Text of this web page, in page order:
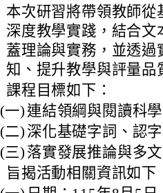
本次研習將帶領教師從
深度教學實踐，結合
蓋理論與實務，並透
知、提升教學與評量品
課程目標如下：
(一) 連結領綱與閱讀科
(二) 深化基礎字詞、認
(三) 落實發展推論與多
旨揭活動相關資訊如下